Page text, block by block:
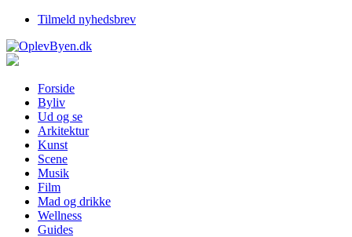
Tilmeld nyhedsbrev
Forside
Byliv
Ud og se
Arkitektur
Kunst
Scene
Musik
Film
Mad og drikke
Wellness
Guides